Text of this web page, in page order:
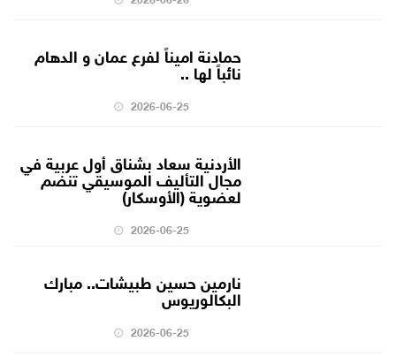
حمادنة اميناً لفرع عمان و الدهام
نائباً لها ..
2026-06-25
الأردنية سعاد بشناق أول عربية في
مجال التأليف الموسيقي تنضم
لعضوية (الأوسكار)
2026-06-25
نارمين حسين طبيشات.. مبارك
البكالوريوس
2026-06-25